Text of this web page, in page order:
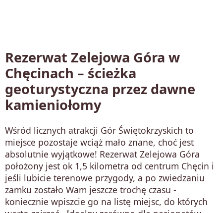
Rezerwat Zelejowa Góra w
Chęcinach – ścieżka
geoturystyczna przez dawne
kamieniołomy
Wśród licznych atrakcji Gór Świętokrzyskich to
miejsce pozostaje wciąż mało znane, choć jest
absolutnie wyjątkowe! Rezerwat Zelejowa Góra
położony jest ok 1,5 kilometra od centrum Chęcin i
jeśli lubicie terenowe przygody, a po zwiedzaniu
zamku zostało Wam jeszcze trochę czasu -
koniecznie wpiszcie go na listę miejsc, do których